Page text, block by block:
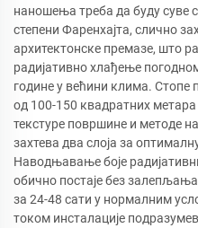
наношења треба да буду суве
степени Фаренхајта, слично
архитектонске премазе, што
радијативно хлађење
године у већини клима. Стопе
од 100-150 квадратних
текстуре површине и методе
захтева два слоја за
Наводњавање боје
обично постаје без
за 24-48 сати у нормалним
током инсталације